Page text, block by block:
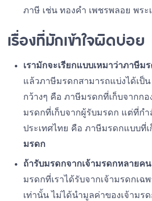
ภาษี เช่น ทองคำ เพชรพลอย พระ
เรื่องที่มักเข้าใจผิดบ่อย
เรามักจะเรียกแบบเหมาว่าภาษีม
แล้วภาษีมรดกสามารถแบ่งได้เป็น
กว้างๆ คือ ภาษีมรดกที่เก็บจากก
มรดกที่เก็บจากผู้รับมรดก แต่ที่กำ
ประเทศไทย คือ ภาษีมรดกแบบที่เ
มรดก
ถ้ารับมรดกจากเจ้ามรดกหลายคน
มรดกที่เราได้รับจากเจ้ามรดกเฉ
เท่านั้น ไม่ได้นำมูลค่าของเจ้ามร